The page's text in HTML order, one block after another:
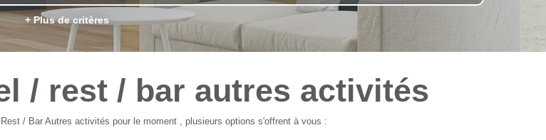
+ Plus de critères
/ rest / bar autres activités
/ Bar Autres activités pour le moment , plusieurs options s'offrent à vous :